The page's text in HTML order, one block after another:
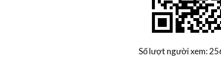
Số lượt người xem: